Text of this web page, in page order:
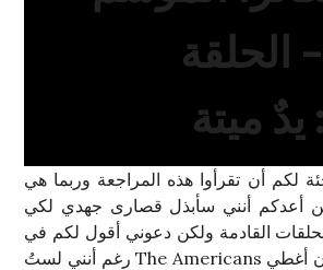
الحلقة
يدٌ ميتة
لكم أن تقرأوا هذه المراجعة وربما هي
أعدكم أنني سأبذل قصارى جهدي لكي
القادمة ولكن دعوني أقول لكم في
البداية لماذا قررت أن أغطي The Americans رغم أنني لستُ